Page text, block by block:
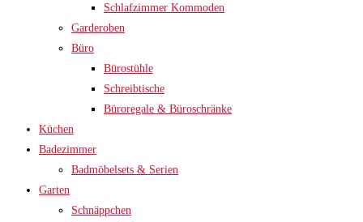
Schlafzimmer Kommoden
Garderoben
Büro
Bürostühle
Schreibtische
Büroregale & Büroschränke
Küchen
Badezimmer
Badmöbelsets & Serien
Garten
Schnäppchen